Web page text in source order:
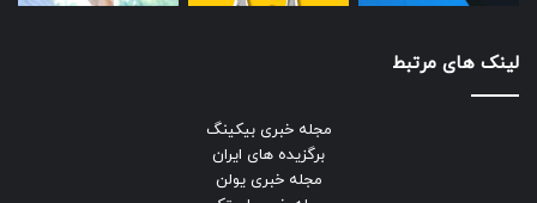
لینک های مرتبط
مجله خبری بیکینگ
برگزیده های ایران
مجله خبری یولن